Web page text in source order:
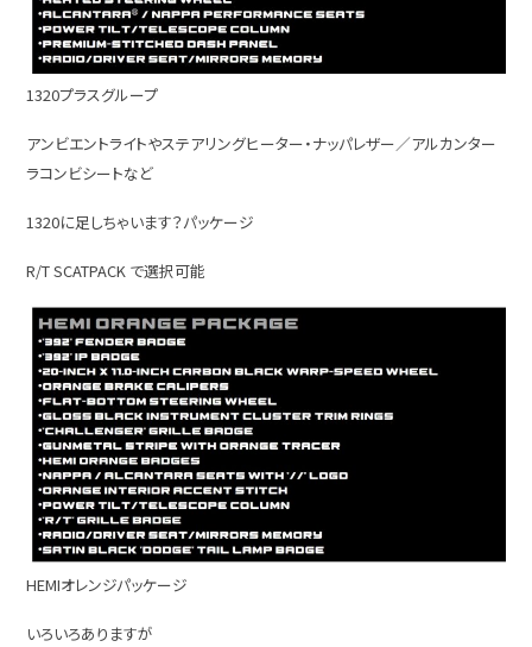
1320プラスグループ
アンビエントライトやステアリングヒーター・ナッパレザー／アルカンター
ラコンビシートなど
1320に足しちゃいます？パッケージ
R/T SCATPACK で選択可能
HEMIオレンジパッケージ
いろいろありますが